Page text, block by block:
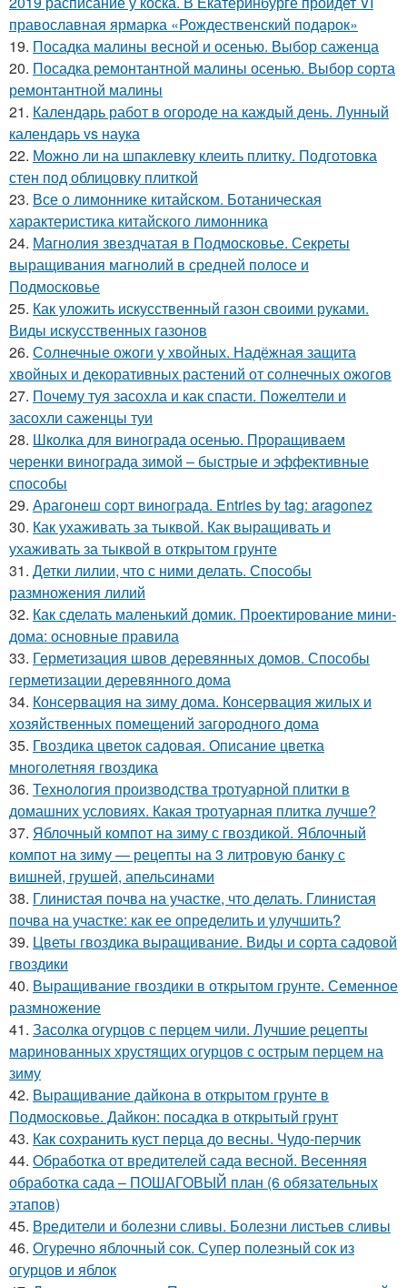
православная ярмарка «Рождественский подарок»
19. Посадка малины весной и осенью. Выбор саженца
20. Посадка ремонтантной малины осенью. Выбор сорта
ремонтантной малины
21. Календарь работ в огороде на каждый день. Лунный
календарь vs наука
22. Можно ли на шпаклевку клеить плитку. Подготовка
стен под облицовку плиткой
23. Все о лимоннике китайском. Ботаническая
характеристика китайского лимонника
24. Магнолия звездчатая в Подмосковье. Секреты
выращивания магнолий в средней полосе и
Подмосковье
25. Как уложить искусственный газон своими руками.
Виды искусственных газонов
26. Солнечные ожоги у хвойных. Надёжная защита
хвойных и декоративных растений от солнечных ожогов
27. Почему туя засохла и как спасти. Пожелтели и
засохли саженцы туи
28. Школка для винограда осенью. Проращиваем
черенки винограда зимой – быстрые и эффективные
способы
29. Арагонеш сорт винограда. Entries by tag: aragonez
30. Как ухаживать за тыквой. Как выращивать и
ухаживать за тыквой в открытом грунте
31. Детки лилии, что с ними делать. Способы
размножения лилий
32. Как сделать маленький домик. Проектирование мини-
дома: основные правила
33. Герметизация швов деревянных домов. Способы
герметизации деревянного дома
34. Консервация на зиму дома. Консервация жилых и
хозяйственных помещений загородного дома
35. Гвоздика цветок садовая. Описание цветка
многолетняя гвоздика
36. Технология производства тротуарной плитки в
домашних условиях. Какая тротуарная плитка лучше?
37. Яблочный компот на зиму с гвоздикой. Яблочный
компот на зиму — рецепты на 3 литровую банку с
вишней, грушей, апельсинами
38. Глинистая почва на участке, что делать. Глинистая
почва на участке: как ее определить и улучшить?
39. Цветы гвоздика выращивание. Виды и сорта садовой
гвоздики
40. Выращивание гвоздики в открытом грунте. Семенное
размножение
41. Засолка огурцов с перцем чили. Лучшие рецепты
маринованных хрустящих огурцов с острым перцем на
зиму
42. Выращивание дайкона в открытом грунте в
Подмосковье. Дайкон: посадка в открытый грунт
43. Как сохранить куст перца до весны. Чудо-перчик
44. Обработка от вредителей сада весной. Весенняя
обработка сада – ПОШАГОВЫЙ план (6 обязательных
этапов)
45. Вредители и болезни сливы. Болезни листьев сливы
46. Огуречно яблочный сок. Супер полезный сок из
огурцов и яблок